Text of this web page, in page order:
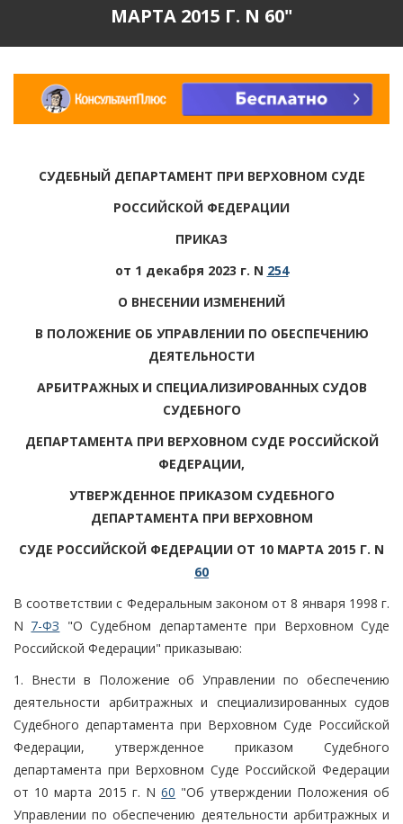
МАРТА 2015 Г. N 60"
СУДЕБНЫЙ ДЕПАРТАМЕНТ ПРИ ВЕРХОВНОМ СУДЕ
РОССИЙСКОЙ ФЕДЕРАЦИИ
ПРИКАЗ
от 1 декабря 2023 г. N 254
О ВНЕСЕНИИ ИЗМЕНЕНИЙ
В ПОЛОЖЕНИЕ ОБ УПРАВЛЕНИИ ПО ОБЕСПЕЧЕНИЮ
ДЕЯТЕЛЬНОСТИ
АРБИТРАЖНЫХ И СПЕЦИАЛИЗИРОВАННЫХ СУДОВ
СУДЕБНОГО
ДЕПАРТАМЕНТА ПРИ ВЕРХОВНОМ СУДЕ РОССИЙСКОЙ
ФЕДЕРАЦИИ,
УТВЕРЖДЕННОЕ ПРИКАЗОМ СУДЕБНОГО
ДЕПАРТАМЕНТА ПРИ ВЕРХОВНОМ
СУДЕ РОССИЙСКОЙ ФЕДЕРАЦИИ ОТ 10 МАРТА 2015 Г. N
60
В соответствии с Федеральным законом от 8 января 1998 г.
N 7-ФЗ "О Судебном департаменте при Верховном Суде
Российской Федерации" приказываю:
1. Внести в Положение об Управлении по обеспечению
деятельности арбитражных и специализированных судов
Судебного департамента при Верховном Суде Российской
Федерации, утвержденное приказом Судебного
департамента при Верховном Суде Российской Федерации
от 10 марта 2015 г. N60 "Об утверждении Положения об
Управлении по обеспечению деятельности арбитражных и